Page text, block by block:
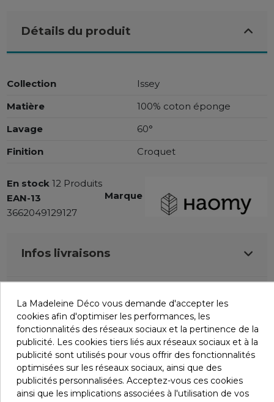
Détails du produit
Collection
Issey
Matière
100% coton éponge
Lavage
60°
Finition
Croquet
Marque
En stock 12 Produits
EAN-13
3662049129127
Infos livraisons
Retours et remboursements
Avis (0)
La Madeleine Déco vous demande d'accepter les
cookies afin d'optimiser les performances, les
fonctionnalités des réseaux sociaux et la pertinence de la
publicité. Les cookies tiers liés aux réseaux sociaux et à la
publicité sont utilisés pour vous offrir des fonctionnalités
optimisées sur les réseaux sociaux, ainsi que des
publicités personnalisées. Acceptez-vous ces cookies
ainsi que les implications associées à l'utilisation de vos